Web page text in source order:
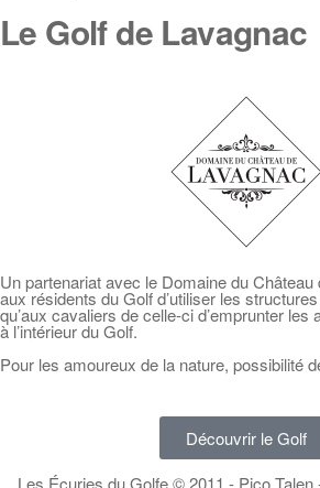
Le Golf de Lavagnac
Un partenariat avec le Domaine du
aux résidents du Golf d’utiliser les
qu’aux cavaliers de celle-ci d’emprunter
à l’intérieur du Golf.
Pour les amoureux de la nature, possibilité
Découvrir le Golf
Les Écuries du Golfe © 2011 - Pico